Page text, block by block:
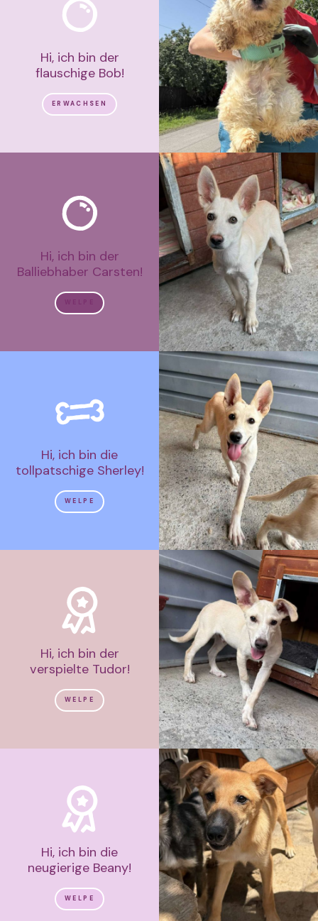
Hi, ich bin der
flauschige Bob!
ERWACHSEN
Hi, ich bin der
Balliebhaber Carsten!
Hi, ich bin die
tollpatschige Sherley!
WELPE
Hi, ich bin der
verspielte Tudor!
WELPE
Hi, ich bin die
neugierige Beany!
WELPE